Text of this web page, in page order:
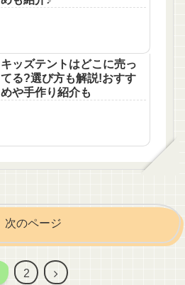
キッズテントはどこに売っ
てる?選び方も解説!おすす
めや手作り紹介も
次のページ
2 次